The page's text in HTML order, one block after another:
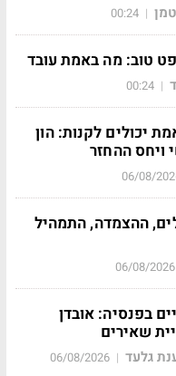
|
00:24
טוב: מה באמת עובד
|
00:24
יכולים לקנות: הון
ויחס ההחזר
06/08/
ההצמדה, התמהיל
06/08/2026
בפנסיה: אובדן
שאירים
גלעד |
06/08/2026